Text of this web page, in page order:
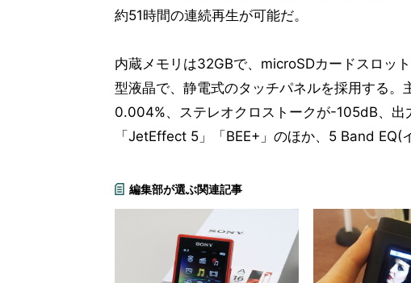
約51時間の連続再生が可能だ。
内蔵メモリは32GBで、microSDカードスロッ
型液晶で、静電式のタッチパネルを採用する
0.004%、ステレオクロストークが-105dB、
「JetEffect 5」「BEE+」のほか、5 Band EQ(
編集部が選ぶ関連記事